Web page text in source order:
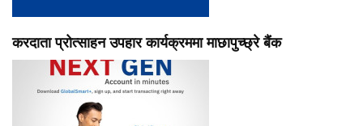
करदाता प्रोत्साहन उपहार कार्यक्रममा माछापुच्छ्रे बैंक